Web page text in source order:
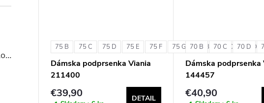
Dámska podprsenka - push-up - Lormar Miranda
75 B 75 C 75 D 75 E 75 F 75 G 80 B 80 C 80 D
Dámska podprsenka Viania
211400
€39,90 DETAIL
70 B 70 C 70 D
Dámska podprsenka
144457
€40,90